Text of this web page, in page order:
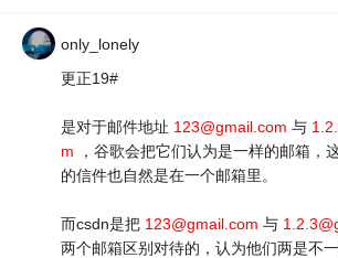
only_lonely
更正19#
是对于邮件地址 123@gmail.com 与
m ，谷歌会把它们认为是一样的邮箱，
的信件也自然是在一个邮箱里。
而csdn是把 123@gmail.com 与
两个邮箱区别对待的，认为他们两是不一